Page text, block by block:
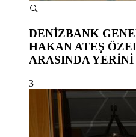
DENİZBANK
HAKAN ATEŞ
ARASINDA
3